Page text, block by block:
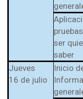
ser
saber
Jueves
16 de julio
Inicio